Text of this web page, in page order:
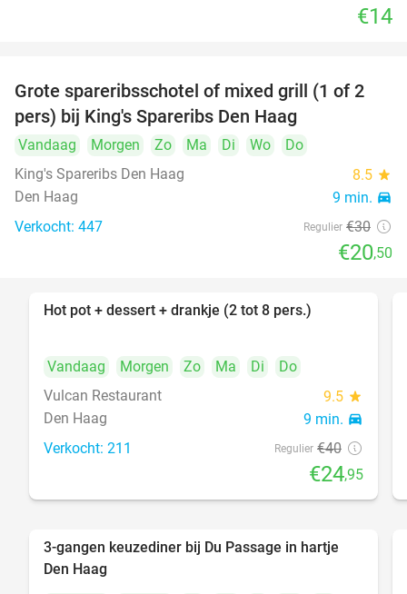
€14
32%
Grote spareribsschotel of mixed grill (1 of 2
pers) bij King's Spareribs Den Haag
Vandaag Morgen Zo Ma Di Wo
Do
King's Spareribs Den Haag
8.5 star
Den Haag 9 min. directions_car
Verkocht: 447 Regulier €30
€20,50
Hot pot + dessert + drankje (2 tot 8 pers.)
Vandaag Morgen Zo Ma Di
Do
Vulcan Restaurant
9.5 star
Den Haag 9 min. directions_car
Verkocht: 211 Regulier €40
€24,95
47%
3-gangen keuzediner bij Du Passage in hartje
Den Haag